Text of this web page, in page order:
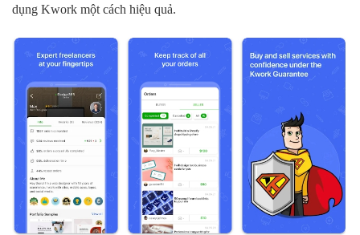
dụng Kwork một cách hiệu quả.